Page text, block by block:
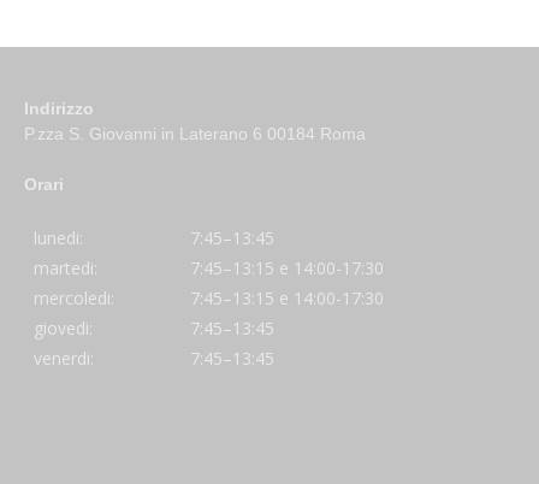
Indirizzo
P.zza S. Giovanni in Laterano 6 00184 Roma
Orari
lunedi:
7:45–13:45
martedi:
7:45–13:15 e 14:00-17:30
mercoledi:
7:45–13:15 e 14:00-17:30
giovedi:
7:45–13:45
venerdi:
7:45–13:45